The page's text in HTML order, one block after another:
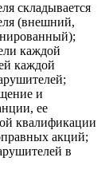
складывается
(внешний,
каждой
каждой
и
ее
квалификации
акций;
в